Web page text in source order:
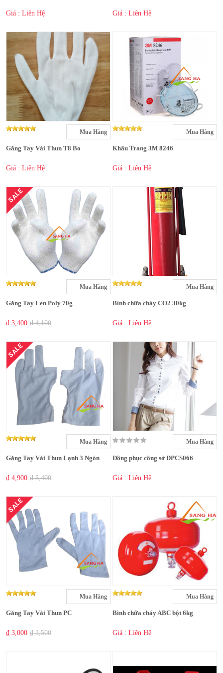
Giá : Liên Hệ Giá : Liên Hệ
Mua Hàng
Găng Tay Vải Thun T8 Bo
Giá : Liên Hệ
Mua Hàng
Khẩu Trang 3M 8246
Giá : Liên Hệ
SALE
Mua Hàng
Găng Tay Len Poly 70g
₫ 3,400 ₫ 4,100
Mua Hàng
Bình chữa cháy CO2 30kg
Giá : Liên Hệ
SALE
Mua Hàng
Găng Tay Vải Thun Lạnh 3 Ngón
₫ 4,900 ₫ 5,400
Mua Hàng
Đồng phục công sở DPCS066
Giá : Liên Hệ
SALE
Mua Hàng
Găng Tay Vải Thun PC
₫ 3,000 ₫ 3,500
Mua Hàng
Bình chữa cháy ABC bột 6kg
Giá : Liên Hệ